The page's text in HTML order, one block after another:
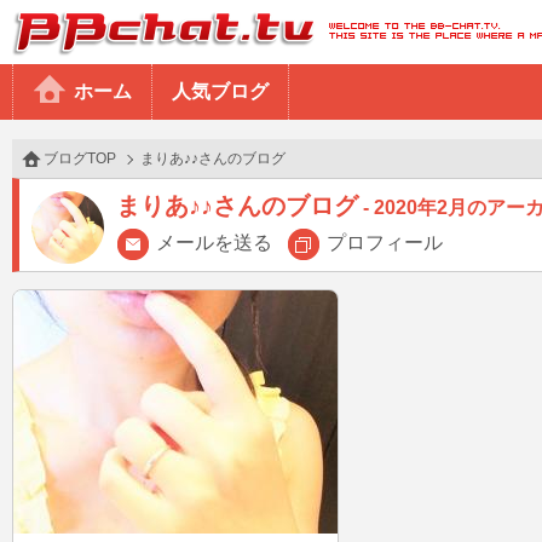
BBchatTV
ホーム 人気ブログ
ブログTOP まりあ♪♪さんのブログ
まりあ♪♪さんのブログ
2020年2月のアー
メールを送る
プロフィール